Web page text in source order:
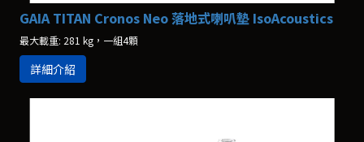
GAIA TITAN Cronos Neo 落地式喇叭墊 IsoAcoustics
最大載重: 281 kg，一組4顆
詳細介紹